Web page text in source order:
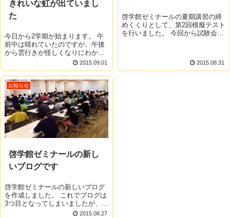
きれいな虹が出ていまし
た
今日から2学期が始まります。 午
前中は晴れていたのですが、午後
から雲行きが怪しくなりにわか雨
ん進級あいキャンの準備をしてい
るときに、ふと外を見るとこの景
色。 とてもきれいだったので、...
2015.09.01
啓学館ゼミナールの夏期講習の締
めくくりとして、第2回模擬テスト
を行いました。 今回から試験会場
ーは今年の7月にオープンしたば
2015.08.31
お知らせ
啓学館ゼミナールの新し
いブログです
啓学館ゼミナールの新しいブログ
を作成しました。 これでブログは
3つ目となってしまいましたが、今
後はこちらをメインに使っていき
2015.08.27